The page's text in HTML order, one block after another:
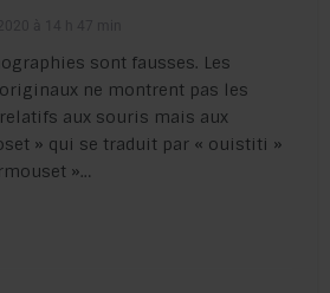
sont fausses. Les
ne montrent pas les
aux souris mais aux
» qui se traduit par « ouistiti »
»…